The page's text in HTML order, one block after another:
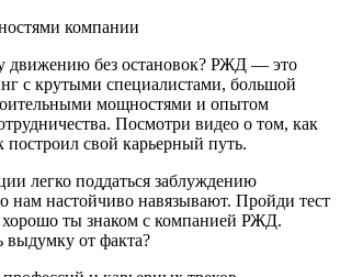
компании
движению без остановок? РЖД — это
с крутыми специалистами, большой
мощностями и опытом
Посмотри видео о том, как
построил свой карьерный путь.
легко поддаться заблуждению
нам настойчиво навязывают. Пройди тест
хорошо ты знаком с компанией РЖД.
от факта?